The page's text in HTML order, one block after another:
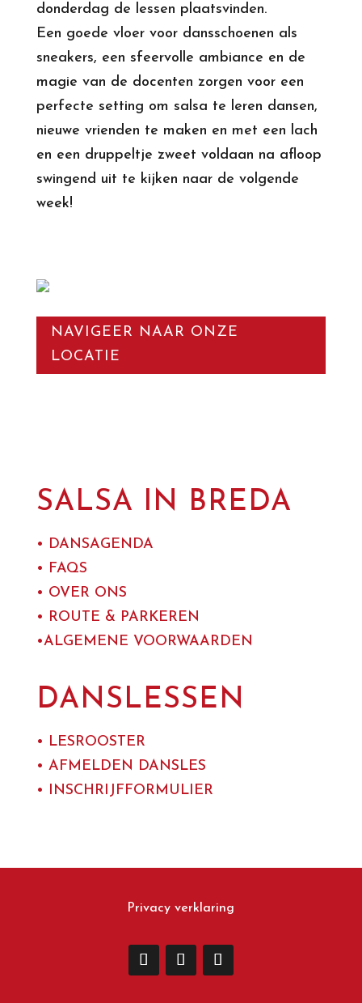
donderdag de lessen plaatsvinden.
Een goede vloer voor dansschoenen als
sneakers, een sfeervolle ambiance en de
magie van de docenten zorgen voor een
perfecte setting om salsa te leren dansen,
nieuwe vrienden te maken en met een lach
en een druppeltje zweet voldaan na afloop
swingend uit te kijken naar de volgende
week!
NAVIGEER NAAR ONZE
LOCATIE
SALSA IN BREDA
• DANSAGENDA
• FAQS
• OVER ONS
• ROUTE & PARKEREN
•ALGEMENE VOORWAARDEN
DANSLESSEN
• LESROOSTER
• AFMELDEN DANSLES
• INSCHRIJFFORMULIER
Privacy verklaring